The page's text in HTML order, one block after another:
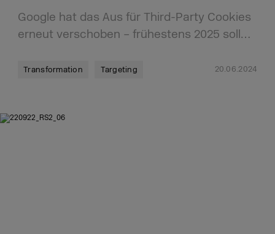
Google hat das Aus für Third-Party Cookies
erneut verschoben – frühestens 2025 soll…
Transformation Targeting 20.06.2024